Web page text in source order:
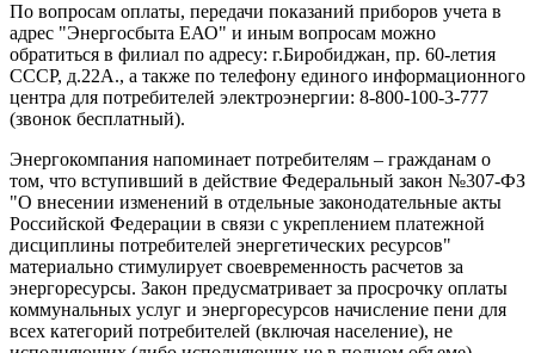
По вопросам оплаты, передачи показаний приборов учета в
адрес "Энергосбыта ЕАО" и иным вопросам можно
обратиться в филиал по адресу: г.Биробиджан, пр. 60-летия
СССР, д.22А., а также по телефону единого информационного
центра для потребителей электроэнергии: 8-800-100-3-777
(звонок бесплатный).
Энергокомпания напоминает потребителям – гражданам о
том, что вступивший в действие Федеральный закон №307-ФЗ
"О внесении изменений в отдельные законодательные акты
Российской Федерации в связи с укреплением платежной
дисциплины потребителей энергетических ресурсов"
материально стимулирует своевременность расчетов за
энергоресурсы. Закон предусматривает за просрочку оплаты
коммунальных услуг и энергоресурсов начисление пени для
всех категорий потребителей (включая население), не